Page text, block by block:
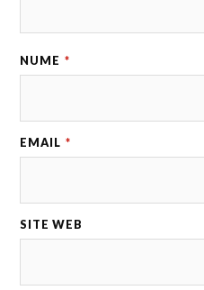
NUME *
EMAIL *
SITE WEB